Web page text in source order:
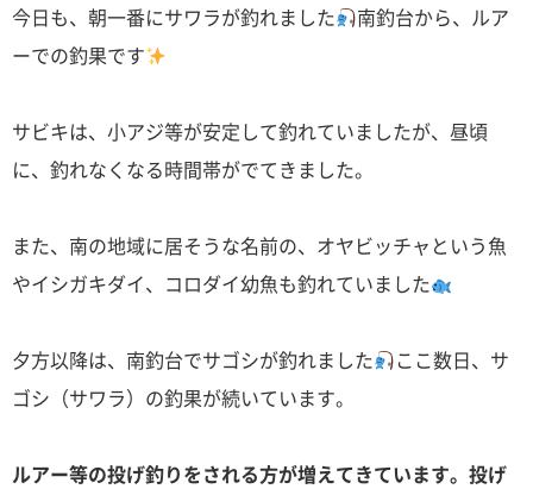
今日も、朝一番にサワラが釣れました
南釣台から、ルア
ーでの釣果です
サビキは、小アジ等が安定して釣れていましたが、昼頃
に、釣れなくなる時間帯がでてきました。
また、南の地域に居そうな名前の、オヤビッチャという魚
やイシガキダイ、コロダイ幼魚も釣れていました
夕方以降は、南釣台でサゴシが釣れました
ここ数日、サ
ゴシ（サワラ）の釣果が続いています。
ルアー等の投げ釣りをされる方が増えてきています。投げ